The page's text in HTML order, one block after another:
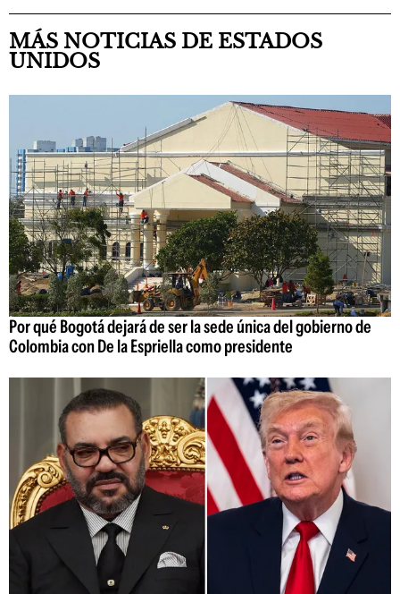
MÁS NOTICIAS DE ESTADOS
UNIDOS
Por qué Bogotá dejará de ser la sede única del gobierno de
Colombia con De la Espriella como presidente